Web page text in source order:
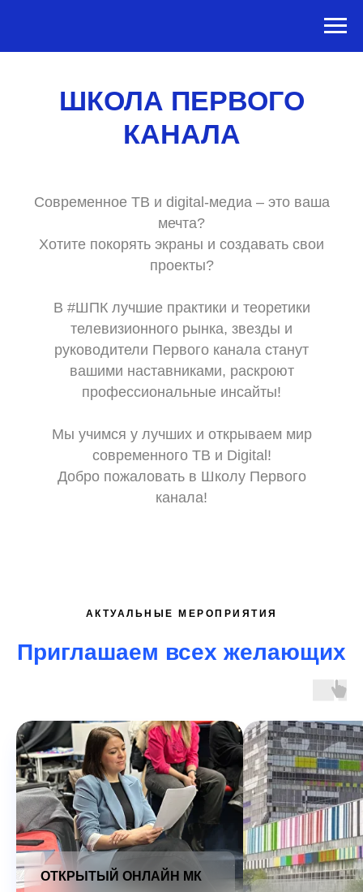
ШКОЛА ПЕРВОГО
КАНАЛА
Современное ТВ и digital-медиа – это ваша
мечта?
Хотите покорять экраны и создавать свои
проекты?
В #ШПК лучшие практики и теоретики
телевизионного рынка, звезды и
руководители Первого канала станут
вашими наставниками, раскроют
профессиональные инсайты!
Мы учимся у лучших и открываем мир
современного ТВ и Digital!
Добро пожаловать в Школу Первого
канала!
АКТУАЛЬНЫЕ МЕРОПРИЯТИЯ
Приглашаем всех желающих
ОТКРЫТЫЙ ОНЛАЙН МК